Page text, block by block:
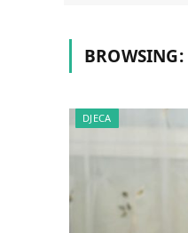
BROWSING:
DJECA